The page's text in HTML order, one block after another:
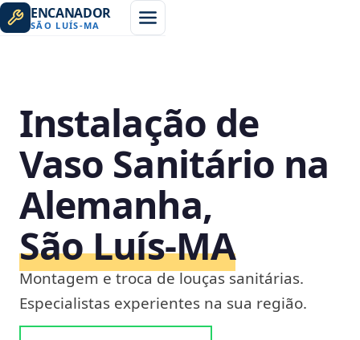
ENCANADOR
SÃO LUÍS-MA
Instalação de
Vaso Sanitário na
Alemanha,
São Luís‑MA
Montagem e troca de louças sanitárias.
Especialistas experientes na sua região.